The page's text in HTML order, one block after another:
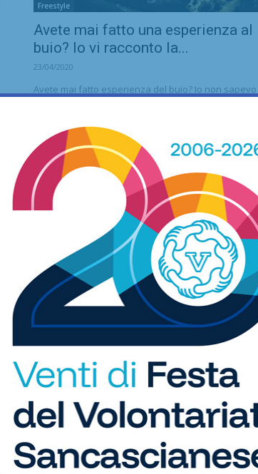
Freestyle
Avete mai fatto una esperienza al
buio? Io vi racconto la...
23/04/2020
Avete mai fatto esperienza del buio? Io non sapevo
di amici, non mi sono infilato nelle...
Freestyle
La “pesca digitale” sul fondo del
fiume. E la storia della...
17/09/2019
L'altro giorno al fiume ho fatto un gioco. Ho impostato
la mia GoPro in modo che scattasse in continuo una
foto ogni cinque secondi,...